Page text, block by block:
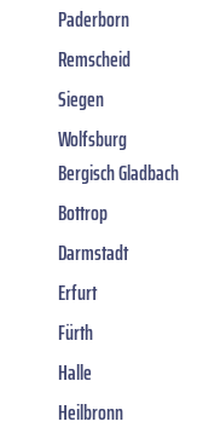
Paderborn
Remscheid
Siegen
Wolfsburg
Bergisch Gladbach
Bottrop
Darmstadt
Erfurt
Fürth
Halle
Heilbronn